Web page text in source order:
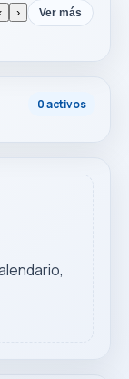
› Ver más
0 activos